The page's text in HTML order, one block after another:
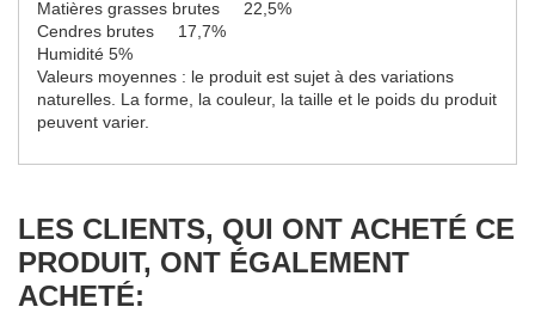
Matières grasses brutes 22,5%
Cendres brutes 17,7%
Humidité 5%
Valeurs moyennes : le produit est sujet à des variations
naturelles. La forme, la couleur, la taille et le poids du produit
peuvent varier.
LES CLIENTS, QUI ONT ACHETÉ CE
PRODUIT, ONT ÉGALEMENT
ACHETÉ: